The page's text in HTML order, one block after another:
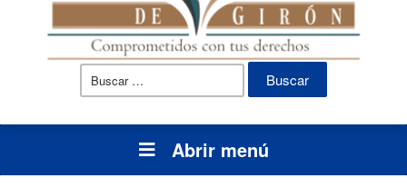
Buscar:
Abrir menú